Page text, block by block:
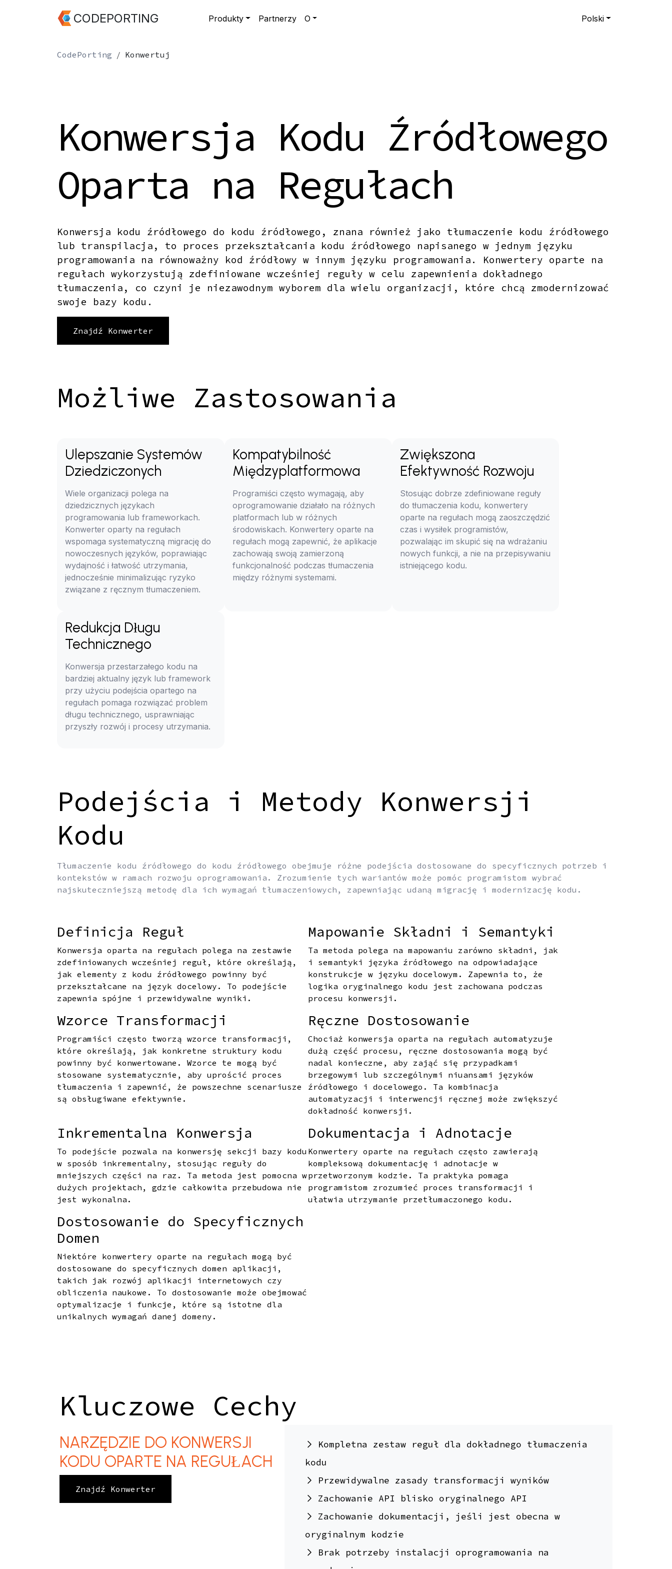
CODEPORTING Produkty Partnerzy O Polski
CodePorting Konwertuj
Konwersja Kodu Źródłowego
Oparta na Regułach
Konwersja kodu źródłowego do kodu źródłowego , znana również jako tłumaczenie kodu źródłowego
lub transpilacja, to proces przekształcania kodu źródłowego napisanego w jednym języku
programowania na równoważny kod źródłowy w innym języku programowania. Konwertery oparte na
regułach wykorzystują zdefiniowane wcześniej reguły w celu zapewnienia dokładnego
tłumaczenia, co czyni je niezawodnym wyborem dla wielu organizacji, które chcą zmodernizować
swoje bazy kodu.
Znajdź Konwerter
Możliwe Zastosowania
Ulepszanie Systemów
Dziedziczonych
Wiele organizacji polega na
dziedzicznych językach
programowania lub frameworkach.
Konwerter oparty na regułach
wspomaga systematyczną migrację do
nowoczesnych języków, poprawiając
wydajność i łatwość utrzymania,
jednocześnie minimalizując ryzyko
związane z ręcznym tłumaczeniem.
Kompatybilność
Międzyplatformowa
Programiści często wymagają, aby
oprogramowanie działało na różnych
platformach lub w różnych
środowiskach. Konwertery oparte na
regułach mogą zapewnić, że aplikacje
zachowają swoją zamierzoną
funkcjonalność podczas tłumaczenia
między różnymi systemami.
Zwiększona
Efektywność Rozwoju
Stosując dobrze zdefiniowane reguły
do tłumaczenia kodu, konwertery
oparte na regułach mogą zaoszczędzić
czas i wysiłek programistów,
pozwalając im skupić się na wdrażaniu
nowych funkcji, a nie na przepisywaniu
istniejącego kodu.
Redukcja Długu
Technicznego
Konwersja przestarzałego kodu na
bardziej aktualny język lub framework
przy użyciu podejścia opartego na
regułach pomaga rozwiązać problem
długu technicznego, usprawniając
przyszły rozwój i procesy utrzymania.
Podejścia i Metody Konwersji
Kodu
Tłumaczenie kodu źródłowego do kodu źródłowego obejmuje różne podejścia dostosowane do specyficznych potrzeb i
kontekstów w ramach rozwoju oprogramowania. Zrozumienie tych wariantów może pomóc programistom wybrać
najskuteczniejszą metodę dla ich wymagań tłumaczeniowych, zapewniając udaną migrację i modernizację kodu.
Definicja Reguł
Konwersja oparta na regułach polega na zestawie
zdefiniowanych wcześniej reguł, które określają,
jak elementy z kodu źródłowego powinny być
przekształcane na język docelowy. To podejście
zapewnia spójne i przewidywalne wyniki.
Mapowanie Składni i Semantyki
Ta metoda polega na mapowaniu zarówno składni, jak
i semantyki języka źródłowego na odpowiadające
konstrukcje w języku docelowym. Zapewnia to, że
logika oryginalnego kodu jest zachowana podczas
procesu konwersji.
Wzorce Transformacji
Programiści często tworzą wzorce transformacji,
które określają, jak konkretne struktury kodu
powinny być konwertowane. Wzorce te mogą być
stosowane systematycznie, aby uprościć proces
tłumaczenia i zapewnić, że powszechne scenariusze
są obsługiwane efektywnie.
Ręczne Dostosowanie
Chociaż konwersja oparta na regułach automatyzuje
dużą część procesu, ręczne dostosowania mogą być
nadal konieczne, aby zająć się przypadkami
brzegowymi lub szczególnymi niuansami języków
źródłowego i docelowego. Ta kombinacja
automatyzacji i interwencji ręcznej może zwiększyć
dokładność konwersji.
Inkrementalna Konwersja
To podejście pozwala na konwersję sekcji bazy kodu
w sposób inkrementalny, stosując reguły do
mniejszych części na raz. Ta metoda jest pomocna w
dużych projektach, gdzie całkowita przebudowa nie
jest wykonalna.
Dokumentacja i Adnotacje
Konwertery oparte na regułach często zawierają
kompleksową dokumentację i adnotacje w
przetworzonym kodzie. Ta praktyka pomaga
programistom zrozumieć proces transformacji i
ułatwia utrzymanie przetłumaczonego kodu.
Dostosowanie do Specyficznych
Domen
Niektóre konwertery oparte na regułach mogą być
dostosowane do specyficznych domen aplikacji,
takich jak rozwój aplikacji internetowych czy
obliczenia naukowe. To dostosowanie może obejmować
optymalizacje i funkcje, które są istotne dla
unikalnych wymagań danej domeny.
Kluczowe Cechy
NARZĘDZIE DO KONWERSJI
KODU OPARTE NA REGUŁACH
Znajdź Konwerter
Kompletna zestaw reguł dla dokładnego tłumaczenia
kodu
Przewidywalne zasady transformacji wyników
Zachowanie API blisko oryginalnego API
Zachowanie dokumentacji, jeśli jest obecna w
oryginalnym kodzie
Brak potrzeby instalacji oprogramowania na